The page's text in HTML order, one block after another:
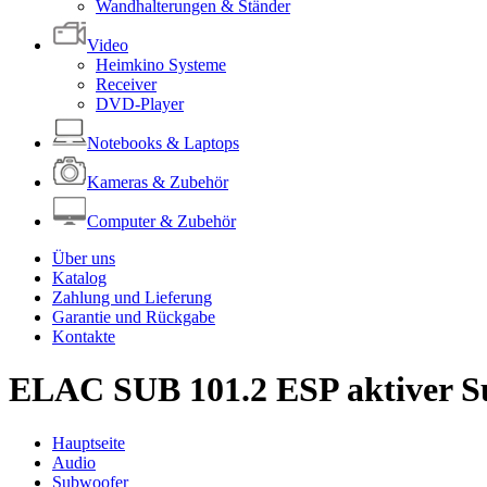
Wandhalterungen & Ständer
Video
Heimkino Systeme
Receiver
DVD-Player
Notebooks & Laptops
Kameras & Zubehör
Computer & Zubehör
Über uns
Katalog
Zahlung und Lieferung
Garantie und Rückgabe
Kontakte
ELAC SUB 101.2 ESP aktiver
Hauptseite
Audio
Subwoofer